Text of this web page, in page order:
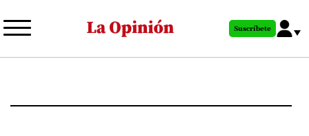
al
principal
Suscríbete